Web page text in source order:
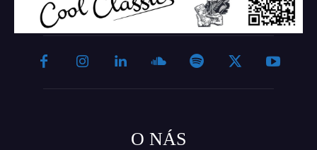
O NÁS